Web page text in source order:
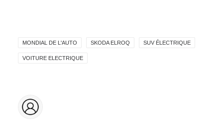
MONDIAL DE L'AUTO SKODA ELROQ SUV ÉLECTRIQUE
VOITURE ELECTRIQUE